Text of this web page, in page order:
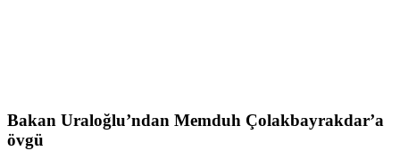
Bakan Uraloğlu’ndan Memduh Çolakbayrakdar’a
övgü